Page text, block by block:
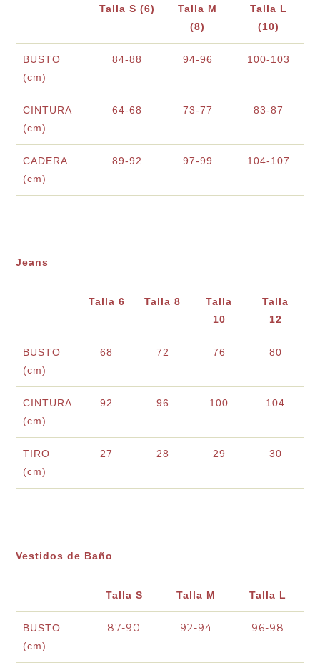
Talla S (6)
Talla M
(8)
Talla L
(10)
BUSTO
(cm)
84-88 94-96 100-103
CINTURA
(cm)
64-68 73-77 83-87
CADERA
(cm)
89-92 97-99 104-107
Jeans
Talla 6 Talla 8
Talla
10
Talla
12
BUSTO
(cm)
68 72 76 80
CINTURA
(cm)
92 96 100 104
TIRO
(cm)
27 28 29 30
Vestidos de Baño
Talla S Talla M Talla L
BUSTO
(cm)
87-90 92-94 96-98